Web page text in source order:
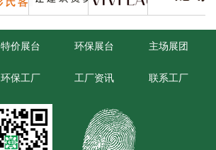
特价展台 环保展台 主场展团
环保工厂 工厂资讯 联系工厂